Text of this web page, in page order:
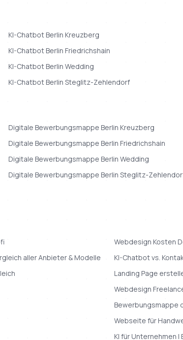
KI-ChatbotBerlinKreuzberg
KI-ChatbotBerlinFriedrichshain
KI-ChatbotBerlinWedding
KI-ChatbotBerlinSteglitz-Zehlendorf
Digitale Bewerbungsmappe BerlinKreuzberg
Digitale Bewerbungsmappe BerlinFriedrichshain
Digitale Bewerbungsmappe BerlinWedding
Digitale Bewerbungsmappe BerlinSteglitz-
Webdesign Kosten
aller Anbieter & Modelle
KI-Chatbot vs.
Landing Page
Webdesign
Bewerbungsmappe
Webseite für
KI für Unternehmen